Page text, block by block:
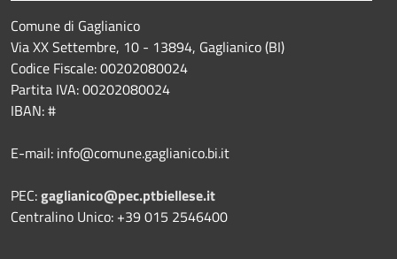
Comune di Gaglianico
Via XX Settembre, 10 - 13894, Gaglianico (BI)
Codice Fiscale: 00202080024
Partita IVA: 00202080024
IBAN: #
E-mail: info@comune.gaglianico.bi.it
PEC:gaglianico@pec.ptbiellese.it
Centralino Unico: +39 015 2546400